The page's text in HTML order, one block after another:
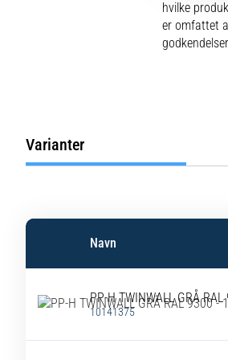
hvilke
er omfattet
Varianter
Navn
PP-H TWINWALL GRÅ
10141375